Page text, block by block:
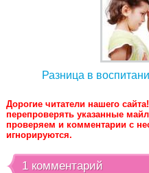
Разница в
Дорогие читатели нашего
перепроверять указанные
проверяем и комментарии с
игнорируются.
1 комментарий